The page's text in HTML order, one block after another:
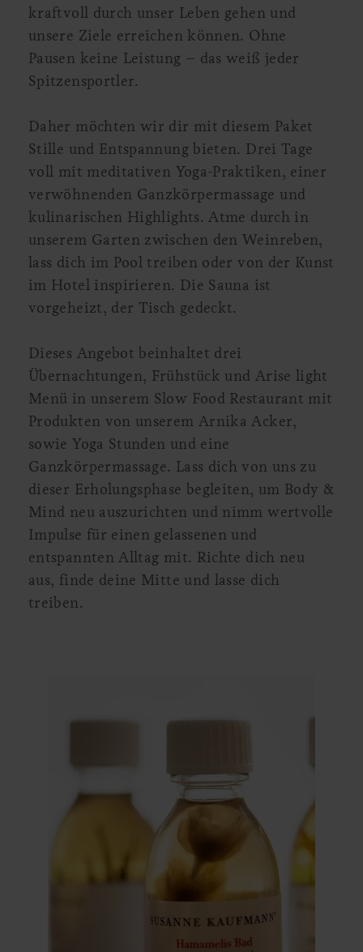
kraftvoll durch unser Leben gehen und
unsere Ziele erreichen können. Ohne
Pausen keine Leistung – das weiß jeder
Spitzensportler.
Daher möchten wir dir mit diesem Paket
Stille und Entspannung bieten. Drei Tage
voll mit meditativen Yoga-Praktiken, einer
verwöhnenden Ganzkörpermassage und
kulinarischen Highlights. Atme durch in
unserem Garten zwischen den Weinreben,
lass dich im Pool treiben oder von der Kunst
im Hotel inspirieren. Die Sauna ist
vorgeheizt, der Tisch gedeckt.
Dieses Angebot beinhaltet drei
Übernachtungen, Frühstück und Arise light
Menü in unserem Slow Food Restaurant mit
Produkten von unserem Arnika Acker,
sowie Yoga Stunden und eine
Ganzkörpermassage. Lass dich von uns zu
dieser Erholungsphase begleiten, um Body &
Mind neu auszurichten und nimm wertvolle
Impulse für einen gelassenen und
entspannten Alltag mit. Richte dich neu
aus, finde deine Mitte und lasse dich
treiben.